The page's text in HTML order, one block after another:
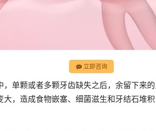
立即咨询
单颗或者多颗牙齿缺失之后，余留下来
，造成食物嵌塞、细菌滋生和牙结石堆